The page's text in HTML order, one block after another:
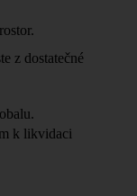
z dostatečné
k likvidaci